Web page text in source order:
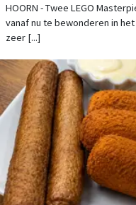
HOORN - Twee LEGO
vanaf nu te bewonderen in het
zeer [...]